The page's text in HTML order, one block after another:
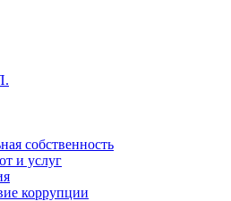
собственность
и услуг
коррупции